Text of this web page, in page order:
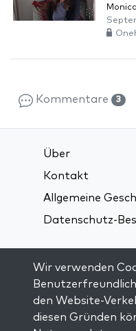
Kommentare 3
Über
Kontakt
Allgemeine
Datenschutz-
Verbindung über
Visit kabbalah
Wir verwenden
den Website-
diesen Gründen